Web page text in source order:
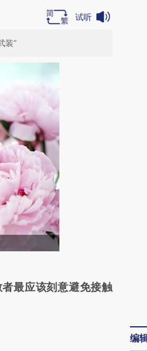
试听
装”
新文章
最应该刻意避免接触
编